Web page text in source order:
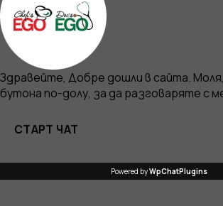
Здравейте, Добре дошли в сайта.
бутона по-долу, за да разговаряте с
СТАРТ ЧАТ
Powered byWpChatPlugins